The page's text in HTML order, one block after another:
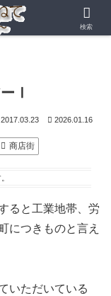
Ⅰ
2017.03.23 2026.01.16
商店街
ると工業地帯、労
につきものと言え
いただいている
検索